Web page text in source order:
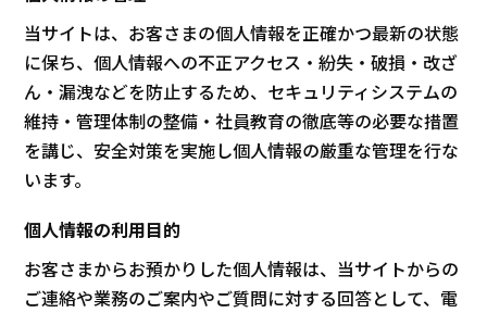
当サイトは、お客さまの個人情報を正確かつ最新の状態
に保ち、個人情報への不正アクセス・紛失・破損・改ざ
ん・漏洩などを防止するため、セキュリティシステムの
維持・管理体制の整備・社員教育の徹底等の必要な措置
を講じ、安全対策を実施し個人情報の厳重な管理を行な
います。
個人情報の利用目的
お客さまからお預かりした個人情報は、当サイトからの
ご連絡や業務のご案内やご質問に対する回答として、電